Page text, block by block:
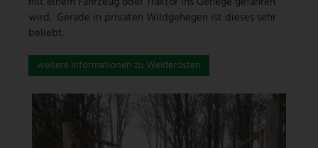
wird. Gerade in privaten Wildgehegen ist dieses sehr
beliebt.
weitere Informationen zu Weiderosten